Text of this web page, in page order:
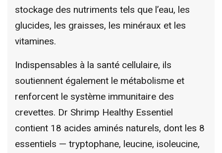
stockage des nutriments tels que l’eau, les
glucides, les graisses, les minéraux et les
vitamines.
Indispensables à la santé cellulaire, ils
soutiennent également le métabolisme et
renforcent le système immunitaire des
crevettes. Dr Shrimp Healthy Essentiel
contient 18 acides aminés naturels, dont les 8
essentiels — tryptophane, leucine, isoleucine,